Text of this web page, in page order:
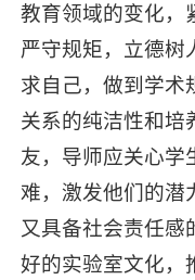
教育领域的变化，
严守规矩，立德树
求自己，做到学术
关系的纯洁性和培
友，导师应关心学
难，激发他们的潜
又具备社会责任感
好的实验室文化，